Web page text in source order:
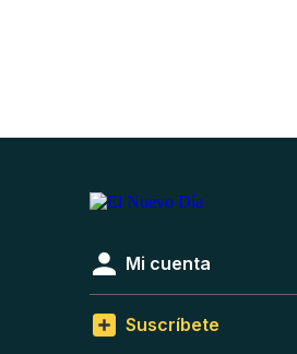
Mi cuenta
Suscríbete